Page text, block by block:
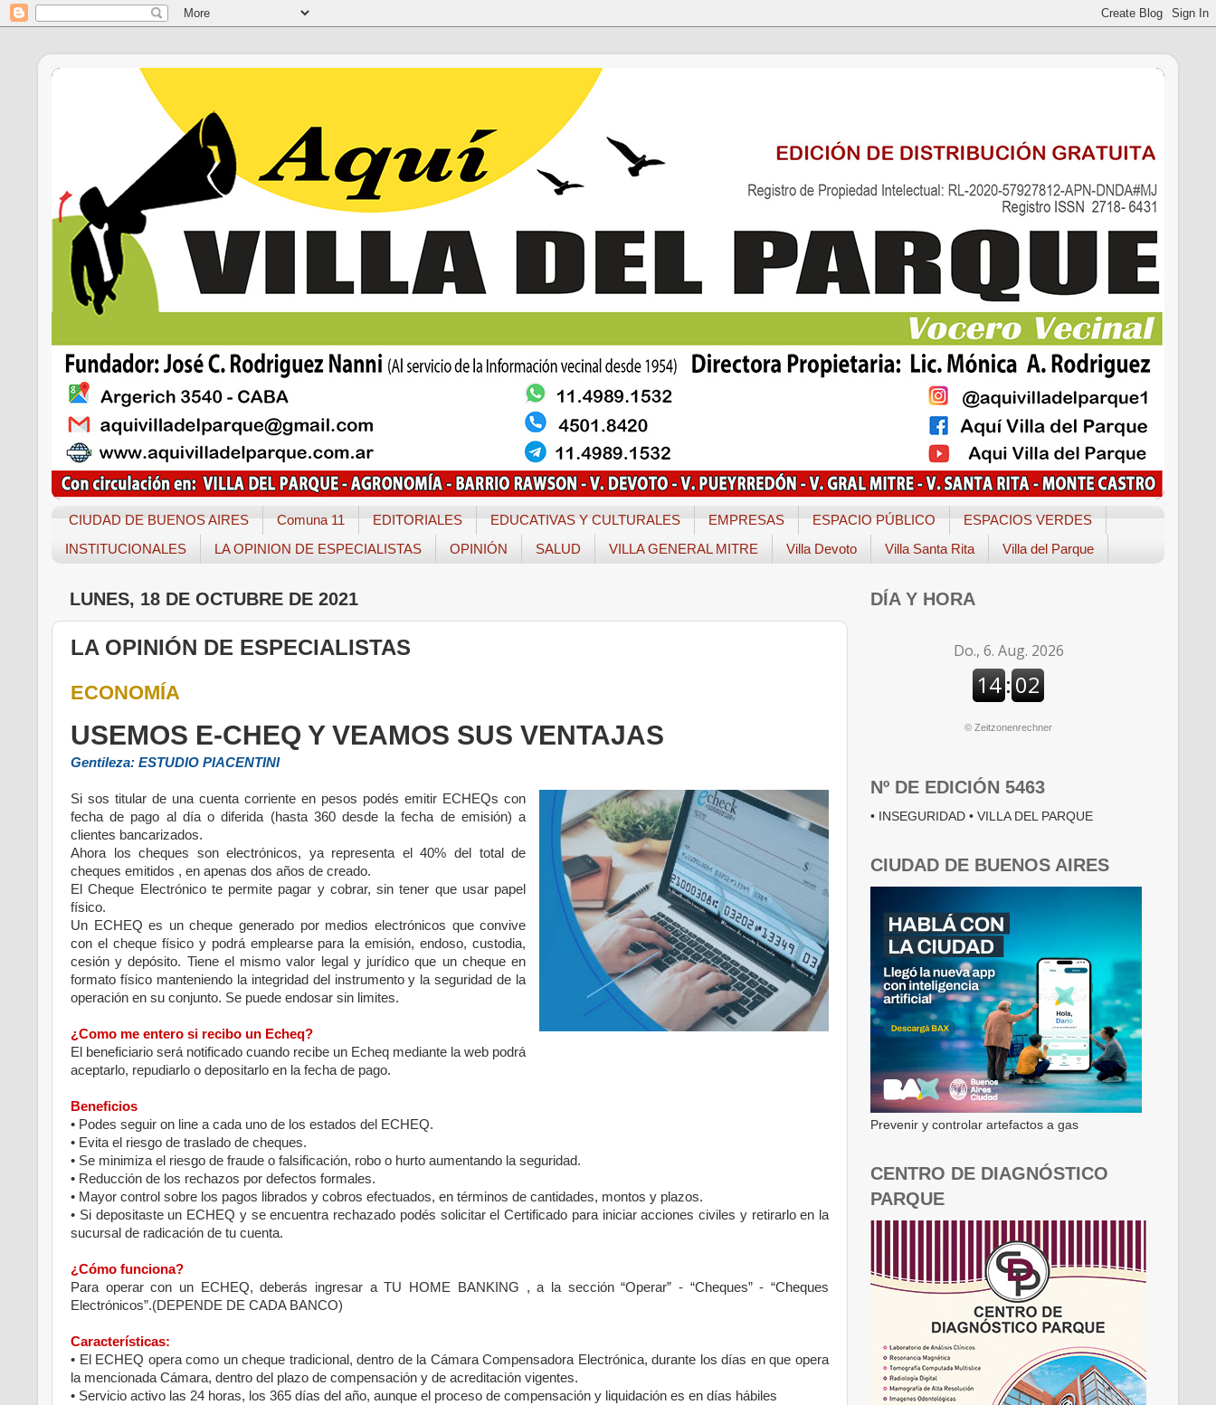
CIUDAD DE BUENOS AIRES Comuna 11 EDITORIALES EDUCATIVAS Y CULTURALES EMPRESAS ESPACIO PÚBLICO
ESPACIOS VERDES
INSTITUCIONALES
LA OPINION DE ESPECIALISTAS OPINIÓN SALUD VILLA GENERAL MITRE Villa Devoto Villa Santa Rita Villa del Parque
LUNES, 18 DE OCTUBRE DE 2021
LA OPINIÓN DE ESPECIALISTAS
ECONOMÍA
USEMOS E-CHEQ Y VEAMOS SUS VENTAJAS
Gentileza: ESTUDIO PIACENTINI
Si sos titular de una cuenta corriente en pesos podés emitir ECHEQs con
fecha de pago al día o diferida (hasta 360 desde la fecha de emisión) a
clientes bancarizados.
Ahora los cheques son electrónicos, ya representa el 40% del total de
cheques emitidos , en apenas dos años de creado.
El Cheque Electrónico te permite pagar y cobrar, sin tener que usar papel
físico.
Un ECHEQ es un cheque generado por medios electrónicos que convive
con el cheque físico y podrá emplearse para la emisión, endoso, custodia,
cesión y depósito. Tiene el mismo valor legal y jurídico que un cheque en
formato físico manteniendo la integridad del instrumento y la seguridad de la
operación en su conjunto. Se puede endosar sin limites.
¿Como me entero si recibo un Echeq?
El beneficiario será notificado cuando recibe un Echeq mediante la web podrá
aceptarlo, repudiarlo o depositarlo en la fecha de pago.
Beneficios
• Podes seguir on line a cada uno de los estados del ECHEQ.
• Evita el riesgo de traslado de cheques.
• Se minimiza el riesgo de fraude o falsificación, robo o hurto aumentando la seguridad.
• Reducción de los rechazos por defectos formales.
• Mayor control sobre los pagos librados y cobros efectuados, en términos de cantidades, montos y plazos.
• Si depositaste un ECHEQ y se encuentra rechazado podés solicitar el Certificado para iniciar acciones civiles y retirarlo en la
sucursal de radicación de tu cuenta.
¿Cómo funciona?
Para operar con un ECHEQ, deberás ingresar a TU HOME BANKING , a la sección “Operar” - “Cheques” - “Cheques
Electrónicos”.(DEPENDE DE CADA BANCO)
Características:
• El ECHEQ opera como un cheque tradicional, dentro de la Cámara Compensadora Electrónica, durante los días en que opera
la mencionada Cámara, dentro del plazo de compensación y de acreditación vigentes.
• Servicio activo las 24 horas, los 365 días del año, aunque el proceso de compensación y liquidación es en días hábiles
DÍA Y HORA
© Zeitzonenrechner
Nº DE EDICIÓN 5463
• INSEGURIDAD • VILLA DEL PARQUE
CIUDAD DE BUENOS AIRES
Prevenir y controlar artefactos a gas
CENTRO DE DIAGNÓSTICO
PARQUE